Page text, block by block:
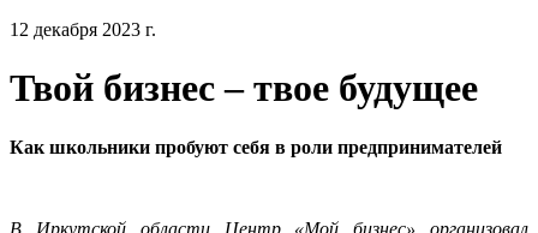
12 декабря 2023 г.
Твой бизнес – твое будущее
Как школьники пробуют себя в роли предпринимателей
В Иркутской области Центр «Мой бизнес» организовал